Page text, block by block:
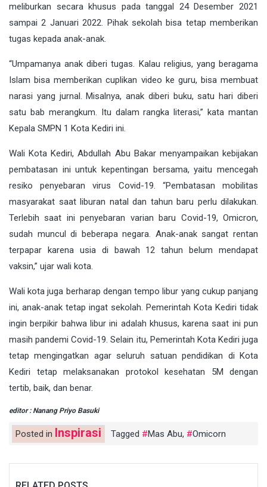
meliburkan secara khusus pada tanggal 24 Desember 2021
sampai 2 Januari 2022. Pihak sekolah bisa tetap memberikan
tugas kepada anak-anak.
“Umpamanya anak diberi tugas. Kalau religius, yang beragama
Islam bisa memberikan cuplikan video ke guru, bisa membuat
narasi yang jurnal. Misalnya, anak diberi buku, satu hari diberi
satu bab merangkum. Itu dalam rangka literasi,” kata mantan
Kepala SMPN 1 Kota Kediri ini.
Wali Kota Kediri, Abdullah Abu Bakar menyampaikan kebijakan
pembatasan ini untuk kepentingan bersama, yaitu mencegah
resiko penyebaran virus Covid-19. “Pembatasan mobilitas
masyarakat saat liburan natal dan tahun baru perlu dilakukan.
Terlebih saat ini penyebaran varian baru Covid-19, Omicron,
sudah muncul di beberapa negara. Anak-anak sangat rentan
terpapar karena usia di bawah 12 tahun belum mendapat
vaksin,” ujar wali kota.
Wali kota juga berharap dengan tempo libur yang cukup panjang
ini, anak-anak tetap ingat sekolah. Pemerintah Kota Kediri tidak
ingin berpikir bahwa libur ini adalah khusus, karena saat ini pun
masih pandemi Covid-19. Selain itu, Pemerintah Kota Kediri juga
tetap mengingatkan agar seluruh satuan pendidikan di Kota
Kediri tetap melaksanakan protokol kesehatan 5M dengan
tertib, baik, dan benar.
editor : Nanang Priyo Basuki
Posted in Inspirasi Tagged Mas Abu, Omicorn